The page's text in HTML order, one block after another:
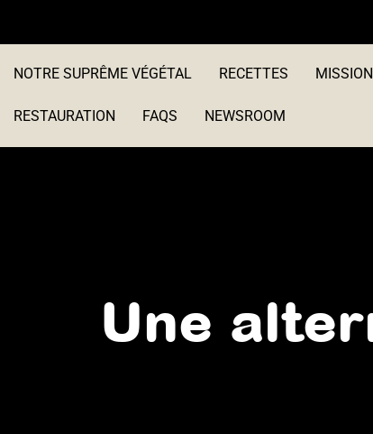
contenu
NOTRE SUPRÊME VÉGÉTAL RECETTES MISSION
RESTAURATION FAQS NEWSROOM
Une